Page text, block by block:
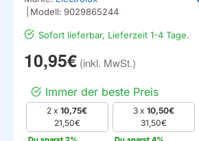
Sofort lieferbar, Lieferzeit 1-4 Tage.
Modell: 9029865244
10,95€
Immer der beste Preis
2 x10,75€
21,50€
3 x 10,50€
31,50€